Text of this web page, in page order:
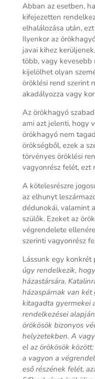
Abban az esetben,
kifejezetten
elhalálozása után,
Ilyenkor az
javai kihez
több, vagy kevesebb
kijelölhet olyan
öröklési rend szerint
akadályozza vagy
Az örökhagyó
ami azt jelenti, hogy
örökhagyó nem
örökségből, ezek a
törvényes öröklési
vagyonrész felét, ezt
A kötelesrészre
az elhunyt
dédunokái, valamint
szülők. Ezeket az
végrendelete
szerinti vagyonrész
Lássunk egy
úgy rendelkezik,
házastársára,
házaspárnak van két
kitagadta gyermekei
rendelkezései
örökösök bizonyos
helyzetekben. A
el az örökösök
a vagyon a
eső részének felét,